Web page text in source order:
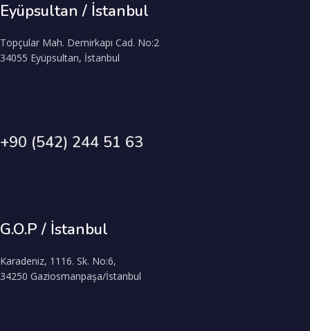
Eyüpsultan / İstanbul
Topçular Mah. Demirkapı Cad. No:2
34055 Eyüpsultan, İstanbul
+90 (542) 244 51 63
G.O.P / İstanbul
Karadeniz, 1116. Sk. No:6,
34250 Gaziosmanpaşa/İstanbul